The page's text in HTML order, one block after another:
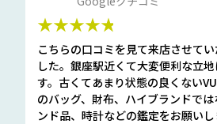
★★★★★
こちらの口コミを見て来店させて
した。銀座駅近くて大変便利な立
す。古くてあまり状態の良くない
のバッグ、財布、ハイブランドでは
ンド品、時計などの鑑定をお願いし